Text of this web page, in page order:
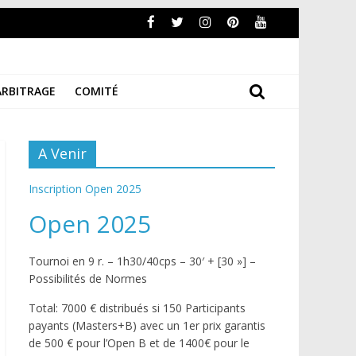
COMITÉ
A Venir
Inscription Open 2025
Open 2025
Tournoi en 9 r. – 1h30/40cps – 30′ + [30 »] –
Possibilités de Normes
Total: 7000 € distribués si 150 Participants
payants (Masters+B) avec un 1er prix garantis
de 500 € pour l’Open B et de 1400€ pour le